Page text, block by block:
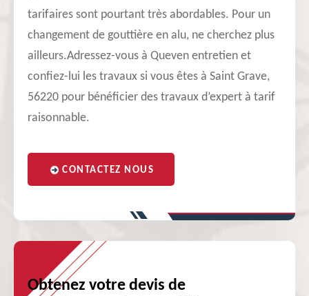
tarifaires sont pourtant très abordables. Pour un
changement de gouttière en alu, ne cherchez plus
ailleurs.Adressez-vous à Queven entretien et
confiez-lui les travaux si vous êtes à Saint Grave,
56220 pour bénéficier des travaux d’expert à tarif
raisonnable.
CONTACTEZ NOUS
Obtenez votre devis de